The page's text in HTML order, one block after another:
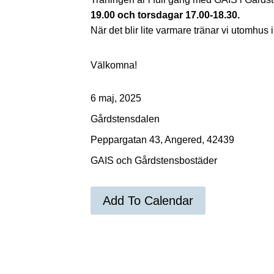
19.00 och torsdagar 17.00-18.30.
När det blir lite varmare tränar vi utomhus
Välkomna!
6 maj, 2025
Gårdstensdalen
Peppargatan 43, Angered, 42439
GAIS och Gårdstensbostäder
Add To Calendar